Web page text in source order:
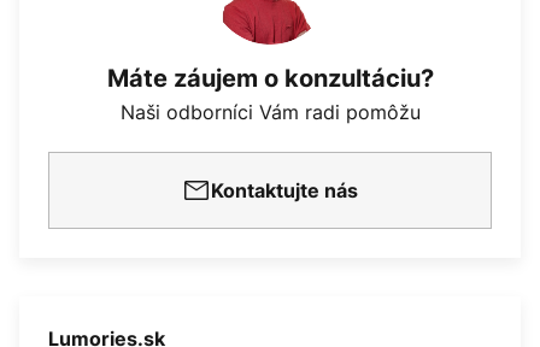
Máte záujem o konzultáciu?
Naši odborníci Vám radi pomôžu
Kontaktujte nás
Lumories.sk